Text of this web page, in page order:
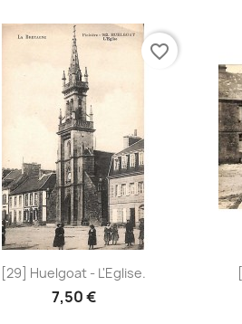
Aperçu rapide
[29] Huelgoat - L'Eglise.
7,50 €
favorite_border